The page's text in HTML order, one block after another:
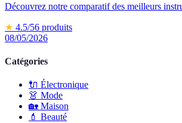
Découvrez notre comparatif des meilleurs
★ 4.5/56 produits
08/05/2026
Catégories
🔌 Électronique
👗 Mode
🏡 Maison
💄 Beauté